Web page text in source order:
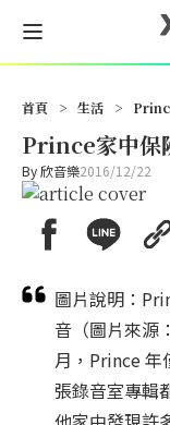
首頁 > 生活 >
Prince家中保
By欣音樂2016/12/22
圖片說明：
音（圖片來源
月，Prince 年
張錄音室專輯